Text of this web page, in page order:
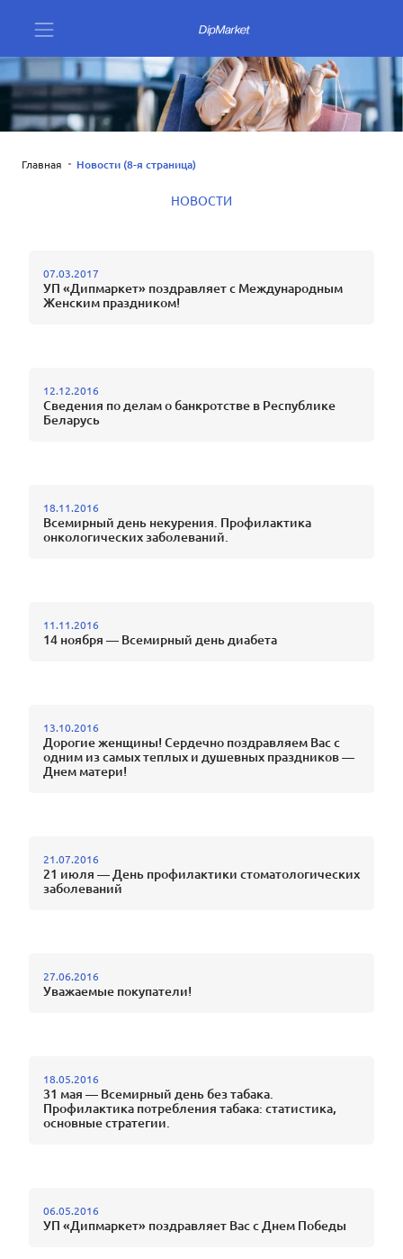
Главная Новости (8-я страница)
НОВОСТИ
07.03.2017
УП «Дипмаркет» поздравляет с Международным
Женским праздником!
12.12.2016
Сведения по делам о банкротстве в Республике
Беларусь
18.11.2016
Всемирный день некурения. Профилактика
онкологических заболеваний.
11.11.2016
14 ноября — Всемирный день диабета
13.10.2016
Дорогие женщины! Сердечно поздравляем Вас с
одним из самых теплых и душевных праздников —
Днем матери!
21.07.2016
21 июля — День профилактики стоматологических
заболеваний
27.06.2016
Уважаемые покупатели!
18.05.2016
31 мая — Всемирный день без табака.
Профилактика потребления табака: статистика,
основные стратегии.
06.05.2016
УП «Дипмаркет» поздравляет Вас с Днем Победы